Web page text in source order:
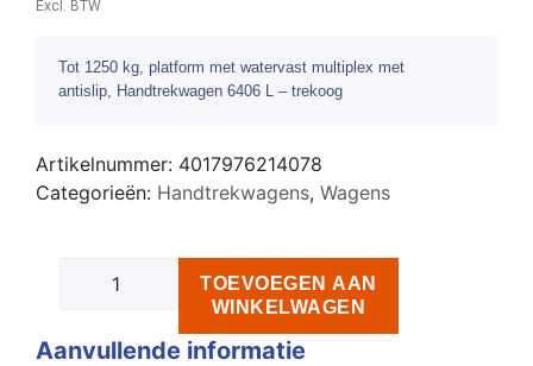
Excl. BTW
Tot 1250 kg, platform met watervast multiplex met
antislip, Handtrekwagen 6406 L – trekoog
Artikelnummer: 4017976214078
Categorieën: Handtrekwagens, Wagens
TOEVOEGEN AAN
WINKELWAGEN
Aanvullende informatie